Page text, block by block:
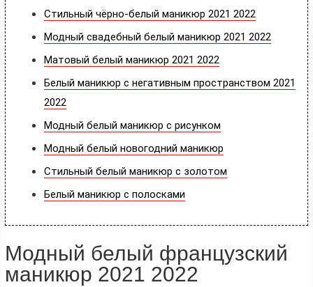
Стильный чёрно-белый маникюр 2021 2022
Модный свадебный белый маникюр 2021 2022
Матовый белый маникюр 2021 2022
Белый маникюр с негативным пространством 2021
2022
Модный белый маникюр с рисунком
Модный белый новогодний маникюр
Стильный белый маникюр с золотом
Белый маникюр с полосками
Модный белый французский
маникюр 2021 2022